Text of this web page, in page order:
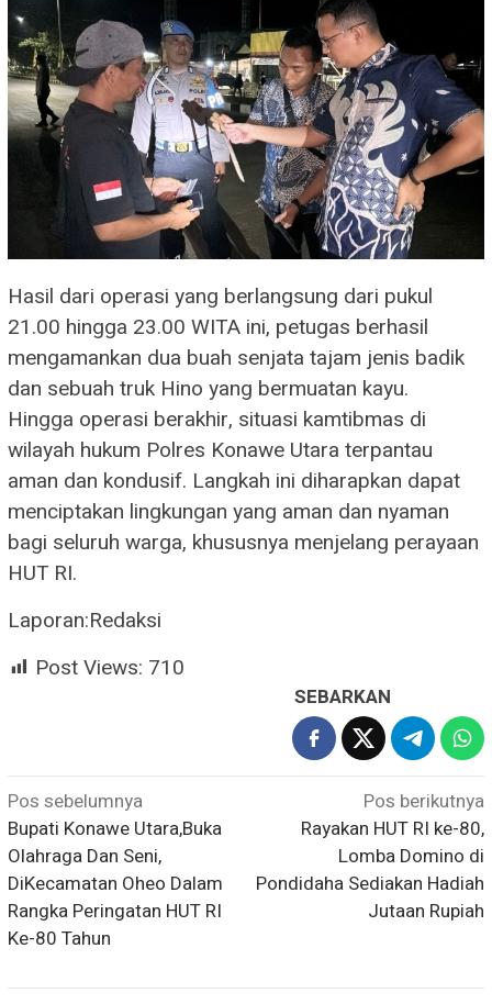
​Hasil dari operasi yang berlangsung dari pukul
21.00 hingga 23.00 WITA ini, petugas berhasil
mengamankan dua buah senjata tajam jenis badik
dan sebuah truk Hino yang bermuatan kayu.
​Hingga operasi berakhir, situasi kamtibmas di
wilayah hukum Polres Konawe Utara terpantau
aman dan kondusif. Langkah ini diharapkan dapat
menciptakan lingkungan yang aman dan nyaman
bagi seluruh warga, khususnya menjelang perayaan
HUT RI.
Laporan:Redaksi
Post Views: 710
SEBARKAN
Navigasi
pos
Pos sebelumnya
Bupati Konawe Utara,Buka
Olahraga Dan Seni,
DiKecamatan Oheo Dalam
Rangka Peringatan HUT RI
Ke-80 Tahun
Pos berikutnya
Rayakan HUT RI ke-80,
Lomba Domino di
Pondidaha Sediakan Hadiah
Jutaan Rupiah